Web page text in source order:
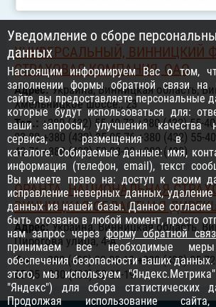
УНИВЕРСАЛЬНЫЙ, ВИННИЦКИЙ
СТРАХОВАЯ КОМПАНИЯ, ОАО
Адрес:Украина, Винницкая область,
Хмельницкое шоссе., 23
Тел.: +380 (432) 55-40-73 +380 (432) 55-
03-88 +380 (432) 35-05-76 +380 (432) 55-
40-71 +380 (432) 53-03-88 +380 (432)
ОРАНТА, НАЦИОНАЛЬНАЯ
ВИННИЦКАЯ ОБЛАСТНАЯ
Адрес:Украина, Винницкая область,
Пирогова улица, 4-А
Тел.:+380 (432) 32-20-19 +380 (432) 35-
65-95 +380 (432) 32-20-19
Уведомление о сборе
данных
Настоящим информируем Вас о том,
заполнении формы обратной связи на
сайте, вы предоставляете персональные
которые будут использоваться для:
ваши запросы, улучшения качества
сервиса, размещения в
каталоге. Собираемые данные: имя,
информация (телефон, email), текст
Вы имеете право на: доступ к своим
исправление неверных данных,
данных из нашей базы. Данное
быть отозвано в любой момент, просто
нам запрос черезформу обратной
принимаем все необходимые
обеспечения безопасности ваших
этого, мы используем
"Яндекс") для сбора статистических
Продолжая использование